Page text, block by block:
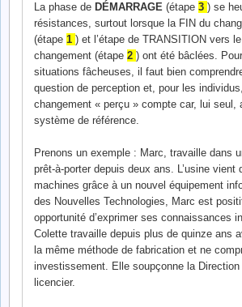
La phase de DÉMARRAGE (étape 3 ) se
résistances, surtout lorsque la FIN du
(étape 1 ) et l’étape de TRANSITION vers
changement (étape 2 ) ont été bâclées.
situations fâcheuses, il faut bien
question de perception et, pour les
changement « perçu » compte car, lui seul,
système de référence.
Prenons un exemple : Marc, travaille dans
prêt-à-porter depuis deux ans. L’usine vient
machines grâce à un nouvel équipement
des Nouvelles Technologies, Marc est
opportunité d’exprimer ses connaissances
Colette travaille depuis plus de quinze ans
la même méthode de fabrication et ne
investissement. Elle soupçonne la
licencier.